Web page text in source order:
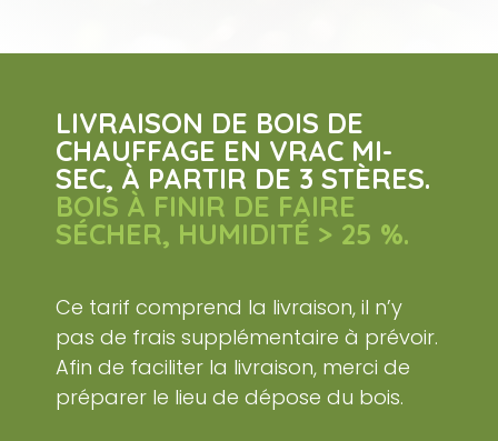
LIVRAISON DE BOIS DE
CHAUFFAGE EN VRAC MI-
SEC, À PARTIR DE 3 STÈRES.
BOIS À FINIR DE FAIRE
SÉCHER, HUMIDITÉ > 25 %.
Ce tarif comprend la livraison, il n’y
pas de frais supplémentaire à prévoir.
Afin de faciliter la livraison, merci de
préparer le lieu de dépose du bois.